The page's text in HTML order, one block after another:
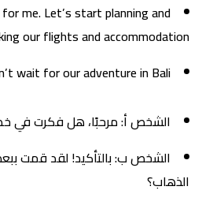
me. Let’s start planning and
our flights and accommodation.
wait for our adventure in Bali.
الشخص أ: مرحبًا، هل فكرت في
الشخص ب: بالتأكيد! لقد قمت
الذهاب؟